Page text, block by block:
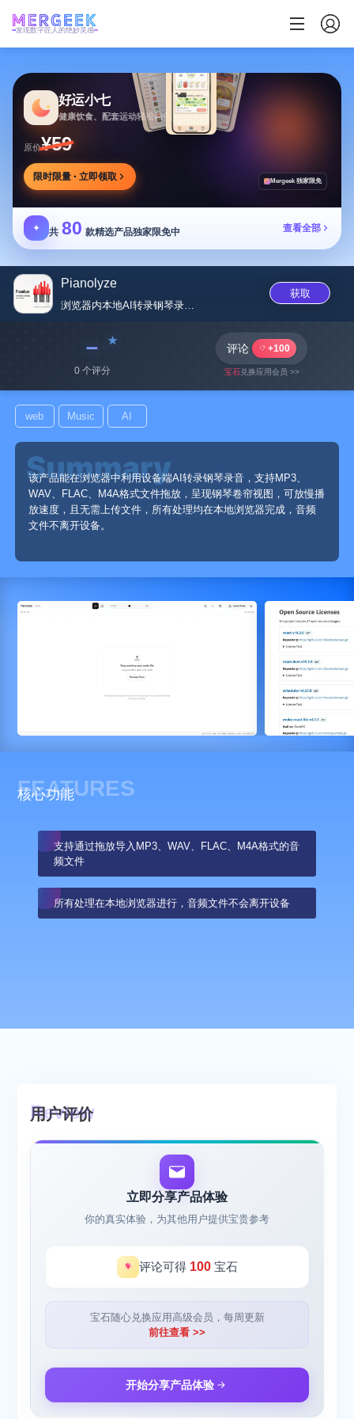
发现数字匠人的绝妙灵感
好运小七
健康饮食、配套运动轻松相伴
原价¥59
限时限量 · 立即领取 Mergeek 独家限免
✦ 共 80 款精选产品独家限免中 查看全部
Pianolyze
浏览器内本地AI转录钢琴录音，...
获取
﹣
0 个评分
评论 +100
宝石兑换应用会员 >>
web Music AI
该产品能在浏览器中利用设备端AI转录钢琴录音，支持MP3、
WAV、FLAC、M4A格式文件拖放，呈现钢琴卷帘视图，可放慢播
放速度，且无需上传文件，所有处理均在本地浏览器完成，音频
文件不离开设备。
FEATURES
核心功能
支持通过拖放导入MP3、WAV、FLAC、M4A格式的音
频文件
所有处理在本地浏览器进行，音频文件不会离开设备
用户评价
立即分享产品体验
你的真实体验，为其他用户提供宝贵参考
评论可得 100宝石
宝石随心兑换应用高级会员，每周更新
前往查看 >>
开始分享产品体验